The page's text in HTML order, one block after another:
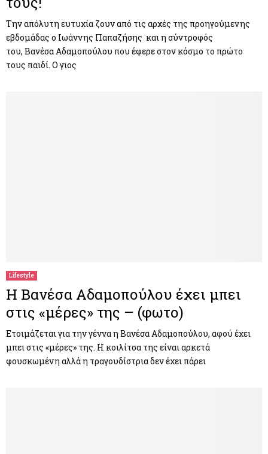
Την απόλυτη ευτυχία ζουν από τις αρχές της προηγούμενης
εβδομάδας ο Ιωάννης Παπαζήσης και η σύντροφός
του, Βανέσα Αδαμοπούλου που έφερε στον κόσμο το πρώτο
τους παιδί. Ο γιος
Lifestyle
Η Βανέσα Αδαμοπούλου έχει μπει
στις «μέρες» της – (φωτο)
Ετοιμάζεται για την γέννα η Βανέσα Αδαμοπούλου, αφού έχει
μπει στις «μέρες» της. Η κοιλίτσα της είναι αρκετά
φουσκωμένη αλλά η τραγουδίστρια δεν έχει πάρει